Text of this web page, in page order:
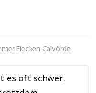
Flecken Calvörde
es oft schwer,